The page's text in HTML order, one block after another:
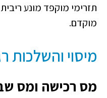
תזרימי מוקפד מונע
מוקדם.
מיסוי והשלכות
מס רכישה ומס